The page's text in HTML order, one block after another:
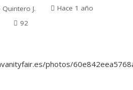
J.
Hace 1 año
92